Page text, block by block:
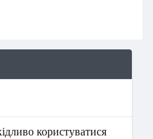
користуватися